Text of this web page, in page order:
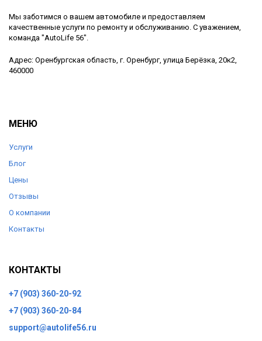
Мы заботимся о вашем автомобиле и предоставляем
качественные услуги по ремонту и обслуживанию. С уважением,
команда "AutoLife 56".
Адрес: Оренбургская область, г. Оренбург, улица Берёзка, 20к2,
460000
МЕНЮ
Услуги
Блог
Цены
Отзывы
О компании
Контакты
КОНТАКТЫ
+7 (903) 360-20-92
+7 (903) 360-20-84
support@autolife56.ru